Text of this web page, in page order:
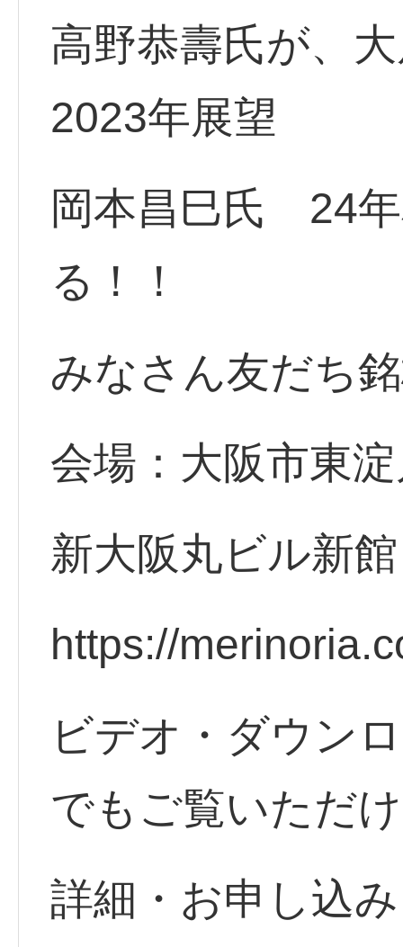
高野恭壽氏が、
2023年展望
岡本昌巳氏 24
る！！
みなさん友だち
会場：大阪市東
新大阪丸ビル新
https://
ビデオ・ダウン
でもご覧いただ
詳細・お申し